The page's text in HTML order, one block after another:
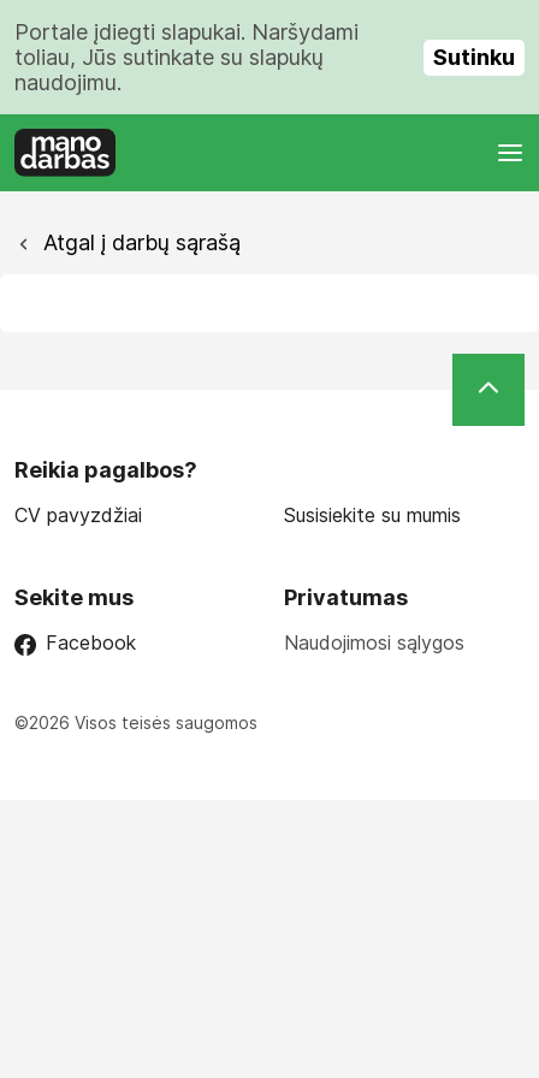
Portale įdiegti slapukai. Naršydami
toliau, Jūs sutinkate su slapukų
naudojimu.
Sutinku
Atgal į darbų sąrašą
Reikia pagalbos?
CV pavyzdžiai Susisiekite su mumis
Sekite mus
Facebook
Privatumas
Naudojimosi sąlygos
©2026 Visos teisės saugomos